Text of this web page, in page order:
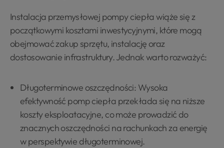
Instalacja przemysłowej pompy ciepła wiąże się z
początkowymi kosztami inwestycyjnymi, które mogą
obejmować zakup sprzętu, instalację oraz
dostosowanie infrastruktury. Jednak warto rozważyć:
Długoterminowe oszczędności: Wysoka
efektywność pomp ciepła przekłada się na niższe
koszty eksploatacyjne, co może prowadzić do
znacznych oszczędności na rachunkach za energię
w perspektywie długoterminowej.